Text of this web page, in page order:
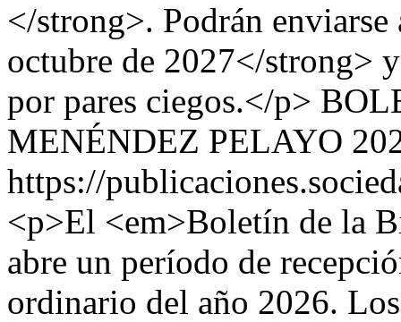
</strong>. Podrán
octubre de 2027</strong>
por pares ciegos.</p>
MENÉNDEZ PELAYO
https://
<p>El <em>Boletín de la
abre un período de
ordinario del año 2026.